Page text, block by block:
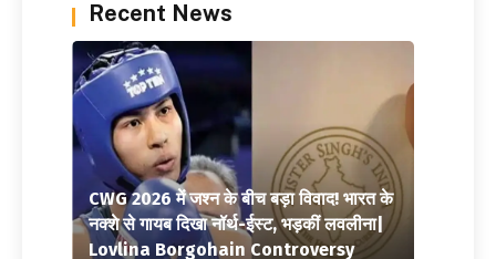
Recent News
CWG 2026 में जश्न के बीच बड़ा विवाद! भारत के
नक्शे से गायब दिखा नॉर्थ-ईस्ट, भड़कीं लवलीना|
Lovlina Borgohain Controversy